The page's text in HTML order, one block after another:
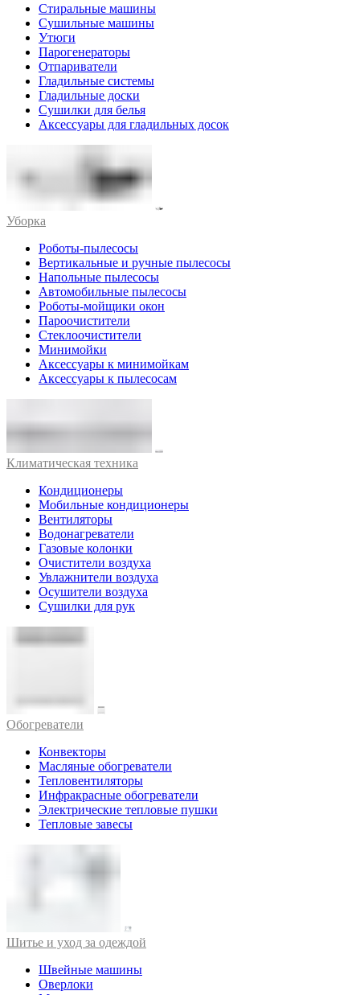
Стиральные машины
Сушильные машины
Утюги
Парогенераторы
Отпариватели
Гладильные системы
Гладильные доски
Сушилки для белья
Аксессуары для гладильных досок
Уборка
Роботы-пылесосы
Вертикальные и ручные пылесосы
Напольные пылесосы
Автомобильные пылесосы
Роботы-мойщики окон
Пароочистители
Стеклоочистители
Минимойки
Аксессуары к минимойкам
Аксессуары к пылесосам
Климатическая техника
Кондиционеры
Мобильные кондиционеры
Вентиляторы
Водонагреватели
Газовые колонки
Очистители воздуха
Увлажнители воздуха
Осушители воздуха
Сушилки для рук
Обогреватели
Конвекторы
Масляные обогреватели
Тепловентиляторы
Инфракрасные обогреватели
Электрические тепловые пушки
Тепловые завесы
Шитье и уход за одеждой
Швейные машины
Оверлоки